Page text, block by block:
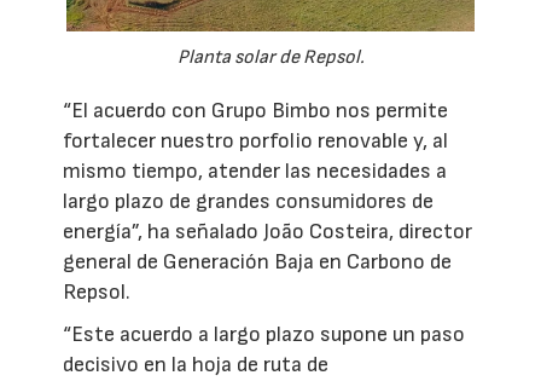
Planta solar de Repsol.
“El acuerdo con Grupo Bimbo nos permite
fortalecer nuestro porfolio renovable y, al
mismo tiempo, atender las necesidades a
largo plazo de grandes consumidores de
energía”, ha señalado João Costeira, director
general de Generación Baja en Carbono de
Repsol.
“Este acuerdo a largo plazo supone un paso
decisivo en la hoja de ruta de